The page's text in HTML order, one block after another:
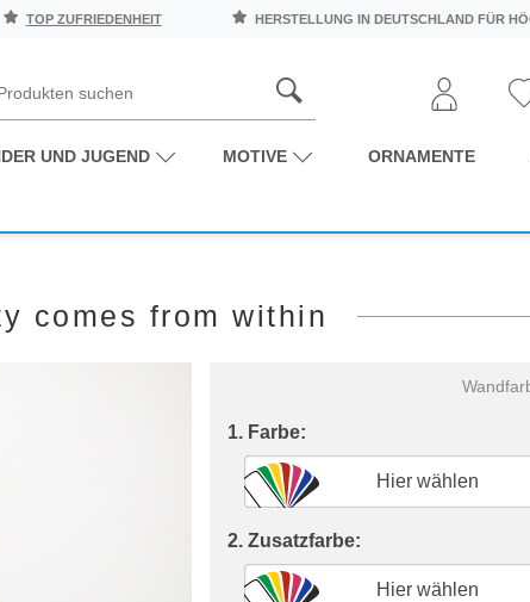
TOP ZUFRIEDENHEIT HERSTELLUNG IN DEUTSCHLAND FÜR
UND JUGEND MOTIVE ORNAMENTE
comes from within
1. Farbe:
Hier wählen
2. Zusatzfarbe:
Hier wählen